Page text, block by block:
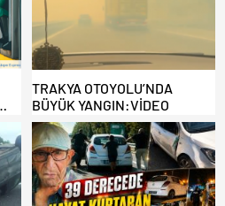
TRAKYA OTOYOLU’NDA
BÜYÜK YANGIN:VİDEO